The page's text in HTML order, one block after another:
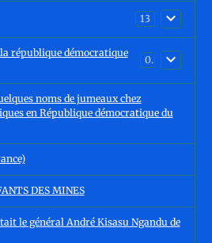
13
république démocratique
0
noms de jumeaux chez
en République démocratique du
DES MINES
le général André Kisasu Ngandu de